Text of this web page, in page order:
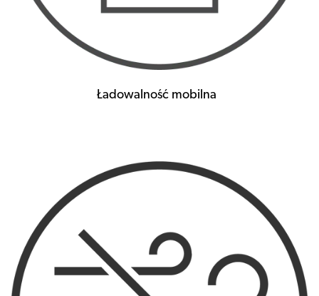
Ładowalność mobilna